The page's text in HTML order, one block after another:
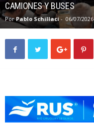
CAMIONES Y BUSES
Por Pablo Schillaci - 06/07/2026